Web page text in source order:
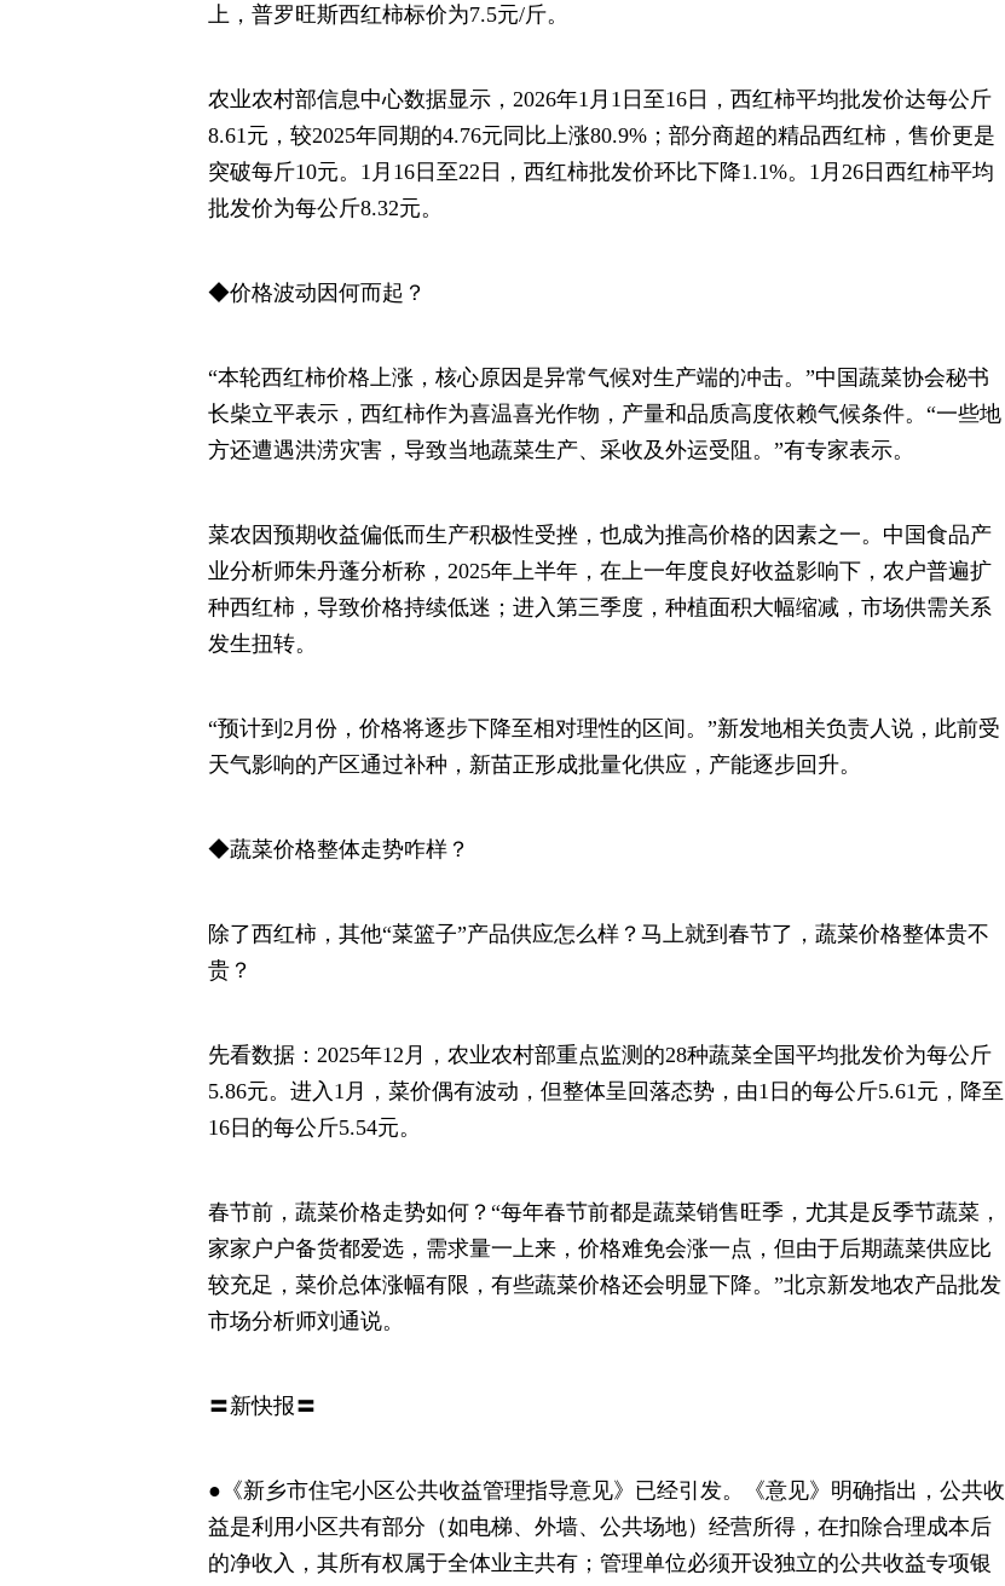
上，普罗旺斯西红柿标价为7.5元/斤。
农业农村部信息中心数据显示，2026年1月1日至16日，西红柿平均批发价达每公斤
8.61元，较2025年同期的4.76元同比上涨80.9%；部分商超的精品西红柿，售价更是
突破每斤10元。1月16日至22日，西红柿批发价环比下降1.1%。1月26日西红柿平均
批发价为每公斤8.32元。
◆价格波动因何而起？
“本轮西红柿价格上涨，核心原因是异常气候对生产端的冲击。”中国蔬菜协会秘书
长柴立平表示，西红柿作为喜温喜光作物，产量和品质高度依赖气候条件。“一些地
方还遭遇洪涝灾害，导致当地蔬菜生产、采收及外运受阻。”有专家表示。
菜农因预期收益偏低而生产积极性受挫，也成为推高价格的因素之一。中国食品产
业分析师朱丹蓬分析称，2025年上半年，在上一年度良好收益影响下，农户普遍扩
种西红柿，导致价格持续低迷；进入第三季度，种植面积大幅缩减，市场供需关系
发生扭转。
“预计到2月份，价格将逐步下降至相对理性的区间。”新发地相关负责人说，此前受
天气影响的产区通过补种，新苗正形成批量化供应，产能逐步回升。
◆蔬菜价格整体走势咋样？
除了西红柿，其他“菜篮子”产品供应怎么样？马上就到春节了，蔬菜价格整体贵不
贵？
先看数据：2025年12月，农业农村部重点监测的28种蔬菜全国平均批发价为每公斤
5.86元。进入1月，菜价偶有波动，但整体呈回落态势，由1日的每公斤5.61元，降至
16日的每公斤5.54元。
春节前，蔬菜价格走势如何？“每年春节前都是蔬菜销售旺季，尤其是反季节蔬菜，
家家户户备货都爱选，需求量一上来，价格难免会涨一点，但由于后期蔬菜供应比
较充足，菜价总体涨幅有限，有些蔬菜价格还会明显下降。”北京新发地农产品批发
市场分析师刘通说。
〓新快报〓
●《新乡市住宅小区公共收益管理指导意见》已经引发。《意见》明确指出，公共收
益是利用小区共有部分（如电梯、外墙、公共场地）经营所得，在扣除合理成本后
的净收入，其所有权属于全体业主共有；管理单位必须开设独立的公共收益专项银